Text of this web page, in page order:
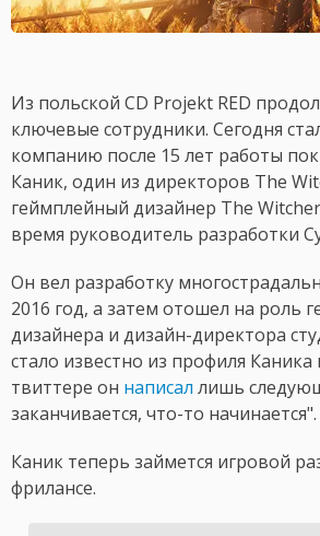
Из польской CD Projekt RED
ключевые сотрудники. Сегодня
компанию после 15 лет работы
Каник, один из директоров The
геймплейный дизайнер The
время руководитель разработки
Он вел разработку
2016 год, а затем отошел на роль
дизайнера и дизайн-директора
стало известно из профиля Каника
твиттере он написал лишь
заканчивается, что-то начинается".
Каник теперь займется игровой
фрилансе.